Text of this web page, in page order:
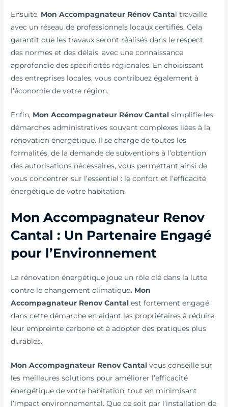
Ensuite, Mon Accompagnateur Rénov Cantal travaille
avec un réseau de professionnels locaux certifiés. Cela
garantit que les travaux seront réalisés dans le respect
des normes et des délais, avec une connaissance
approfondie des spécificités régionales. En choisissant
des entreprises locales, vous contribuez également à
l’économie de votre région.
Enfin, Mon Accompagnateur Rénov Cantal simplifie les
démarches administratives souvent complexes liées à la
rénovation énergétique. Il se charge de toutes les
formalités, de la demande de subventions à l’obtention
des autorisations nécessaires, vous permettant ainsi de
vous concentrer sur l’essentiel : le confort et l’efficacité
énergétique de votre habitation.
Mon Accompagnateur Renov
Cantal : Un Partenaire Engagé
pour l’Environnement
La rénovation énergétique joue un rôle clé dans la lutte
contre le changement climatique. Mon
Accompagnateur Renov Cantalest fortement engagé
dans cette démarche en aidant les propriétaires à réduire
leur empreinte carbone et à adopter des pratiques plus
durables.
Mon Accompagnateur Renov Cantal vous conseille sur
les meilleures solutions pour améliorer l’efficacité
énergétique de votre habitation, tout en minimisant
l’impact environnemental. Que ce soit par l’installation de